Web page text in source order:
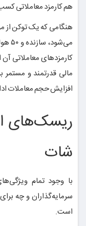
هم کارمزد معاملاتی
کارمزدهای معاملاتی آن
مالی قدرتمند و مستمر
افزایش حجم معاملات
ریسک‌های
شات
با وجود تمام
سرمایه‌گذاران و چه
است.